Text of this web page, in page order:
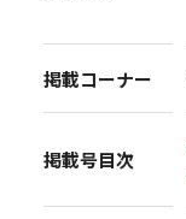
掲載コーナー
掲載号目次